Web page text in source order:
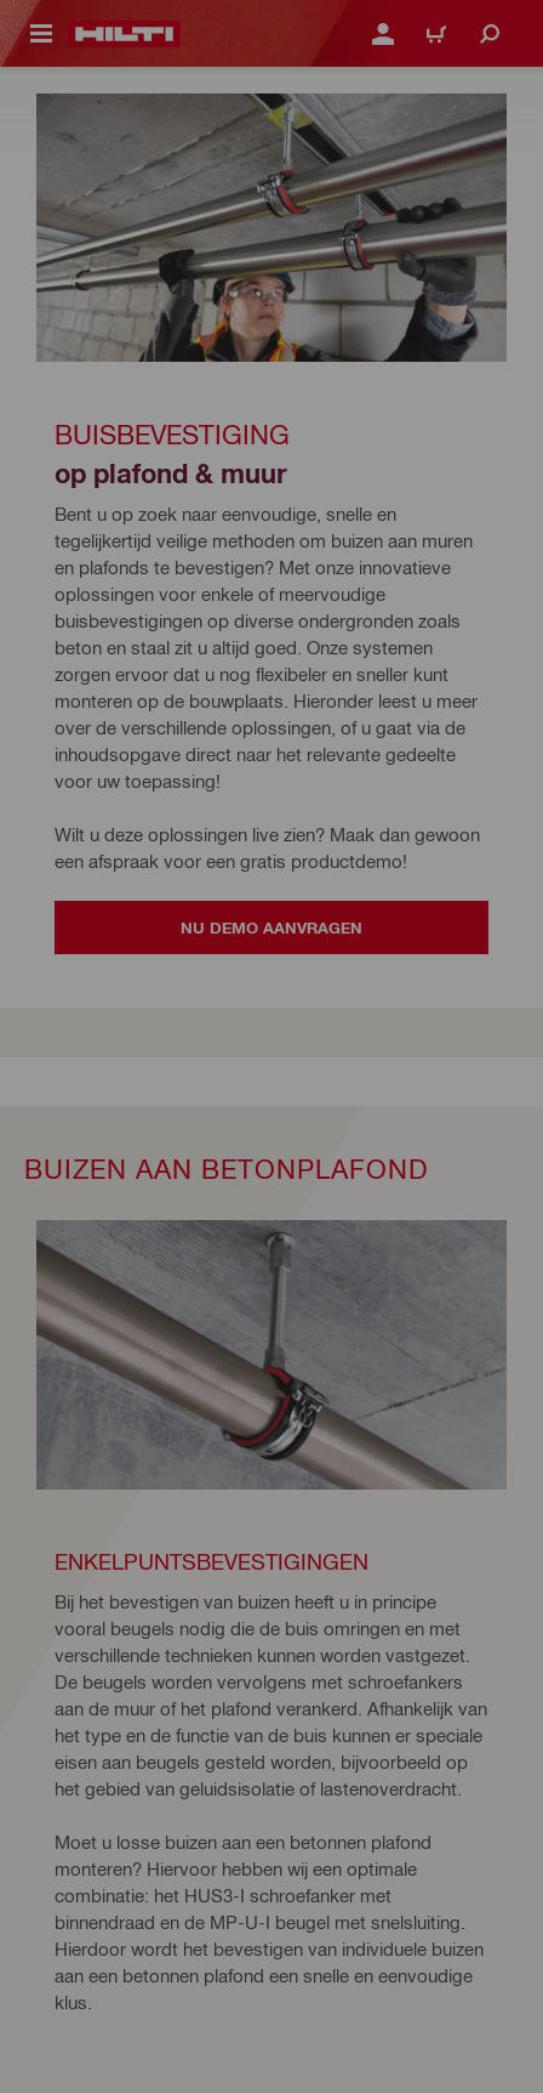
HOOFDINHOUD AANMELDEN OF
WINKELWAGEN
BUISBEVESTIGING
op plafond & muur
Bent u op zoek naar eenvoudige, snelle en
tegelijkertijd veilige methoden om buizen aan muren
en plafonds te bevestigen? Met onze innovatieve
oplossingen voor enkele of meervoudige
buisbevestigingen op diverse ondergronden zoals
beton en staal zit u altijd goed. Onze systemen
zorgen ervoor dat u nog flexibeler en sneller kunt
monteren op de bouwplaats. Hieronder leest u meer
over de verschillende oplossingen, of u gaat via de
inhoudsopgave direct naar het relevante gedeelte
voor uw toepassing!
Wilt u deze oplossingen live zien? Maak dan gewoon
een afspraak voor een gratis productdemo!
NU DEMO AANVRAGEN
BUIZEN AAN BETONPLAFOND
ENKELPUNTSBEVESTIGINGEN
Bij het bevestigen van buizen heeft u in principe
vooral beugels nodig die de buis omringen en met
verschillende technieken kunnen worden vastgezet.
De beugels worden vervolgens met schroefankers
aan de muur of het plafond verankerd. Afhankelijk van
het type en de functie van de buis kunnen er speciale
eisen aan beugels gesteld worden, bijvoorbeeld op
het gebied van geluidsisolatie of lastenoverdracht.
Moet u losse buizen aan een betonnen plafond
monteren? Hiervoor hebben wij een optimale
combinatie: het HUS3-I schroefanker met
binnendraad en de MP-U-I beugel met snelsluiting.
Hierdoor wordt het bevestigen van individuele buizen
aan een betonnen plafond een snelle en eenvoudige
klus.